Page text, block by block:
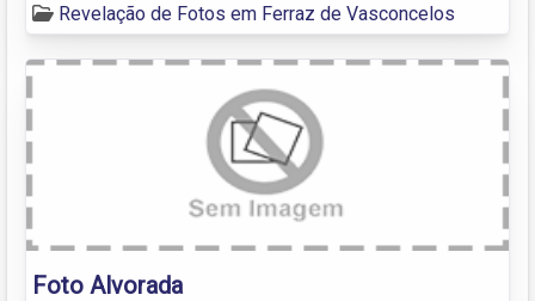
Revelação de Fotos em Ferraz de Vasconcelos
Foto Alvorada